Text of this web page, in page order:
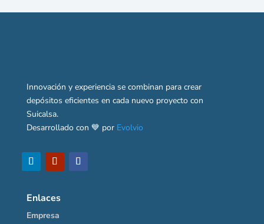
Innovación y experiencia se combinan para crear
depósitos eficientes en cada nuevo proyecto con
Suicalsa.
Desarrollado con 💙 por Evolvio
Enlaces
Empresa